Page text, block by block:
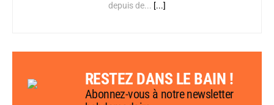
depuis de... [...]
RESTEZ DANS LE BAIN !
Abonnez-vous à notre newsletter